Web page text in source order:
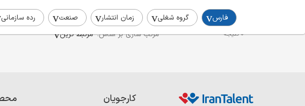
فارس گروه شغلی زمان انتشار صنعت رده سازمانی استخدام کارشناس ERP در فارس
0 نتیجه مرتب سازی بر اساس: مرتبط ترین
کارجویان